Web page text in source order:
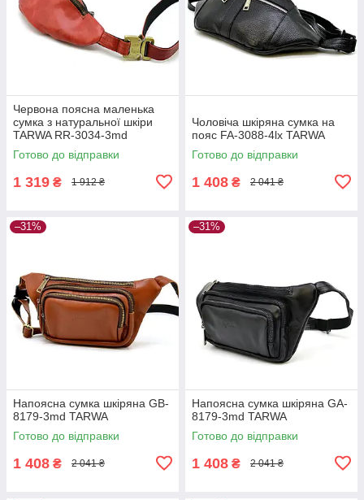
Червона поясна маленька
сумка з натуральної шкіри
TARWA RR-3034-3md
Готово до відправки
1 319 ₴ 1 912 ₴
Чоловіча шкіряна сумка на
пояс FA-3088-4lx TARWA
Готово до відправки
1 408 ₴ 2 041 ₴
–31%
Напоясна сумка шкіряна GB-
8179-3md TARWA
Готово до відправки
1 408 ₴ 2 041 ₴
–31%
Напоясна сумка шкіряна GA-
8179-3md TARWA
Готово до відправки
1 408 ₴ 2 041 ₴